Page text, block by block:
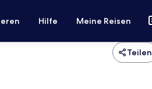
Hilfe Meine Reisen
Teilen